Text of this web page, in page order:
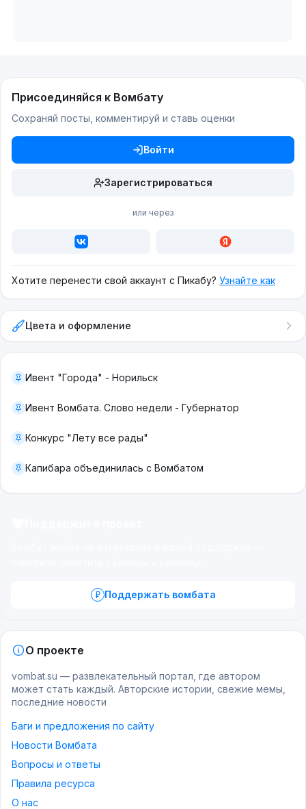
Присоединяйся к Вомбату
Сохраняй посты, комментируй и ставь оценки
Войти
Зарегистрироваться
или через
Хотите перенести свой аккаунт с Пикабу? Узнайте как
Цвета и оформление
Ивент "Города" - Норильск
Ивент Вомбата. Слово недели - Губернатор
Конкурс "Лету все рады"
Капибара объединилась с Вомбатом
Поддержать вомбата
О проекте
vombat.su — развлекательный портал, где автором
может стать каждый. Авторские истории, свежие мемы,
последние новости
Баги и предложения по сайту
Новости Вомбата
Вопросы и ответы
Правила ресурса
О нас